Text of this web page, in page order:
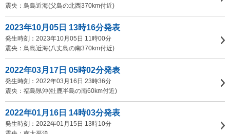
震央：鳥島近海(父島の北西370km付近)
2023年10月05日 13時16分発表
発生時刻：2023年10月05日 11時00分
震央：鳥島近海(八丈島の南370km付近)
2022年03月17日 05時02分発表
発生時刻：2022年03月16日 23時36分
震央：福島県沖(牡鹿半島の南60km付近)
2022年01月16日 14時03分発表
発生時刻：2022年01月15日 13時10分